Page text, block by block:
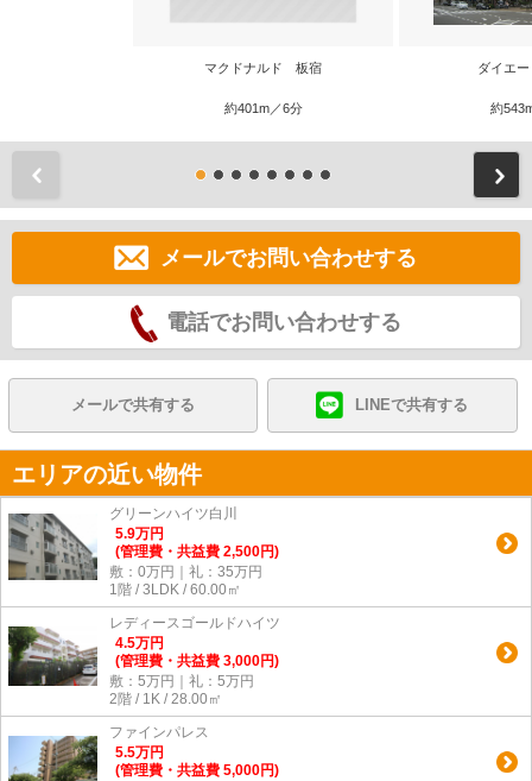
マクドナルド 板宿
約401m／6分
ダイエ
約
メールでお問い合わせする
電話でお問い合わせする
メールで共有する LINEで共有する
エリアの近い物件
グリーンハイツ白川
5.9万円
(管理費・共益費 2,500円)
敷：0万円｜礼：35万円
1階 / 3LDK / 60.00㎡
レディースゴールドハイツ
4.5万円
(管理費・共益費 3,000円)
敷：5万円｜礼：5万円
2階 / 1K / 28.00㎡
ファインパレス
5.5万円
(管理費・共益費 5,000円)